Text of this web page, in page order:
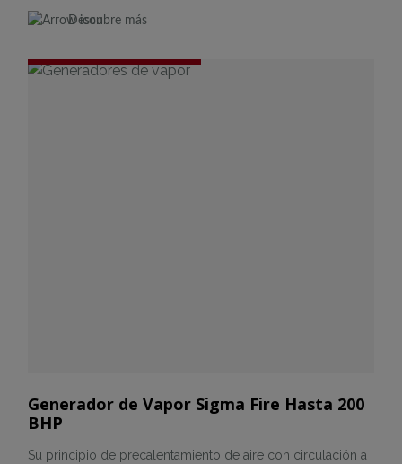
Descubre más
Generador de Vapor Sigma Fire Hasta 200
BHP
Su principio de precalentamiento de aire con circulación a